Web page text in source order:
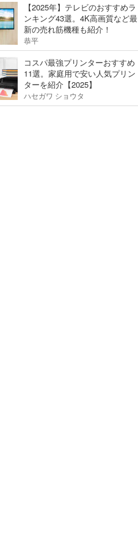
【2025年】テレビのおすすめラ
ンキング43選。4K高画質など最
新の売れ筋機種も紹介！
恭平
コスパ最強プリンターおすすめ
11選。家庭用で安い人気プリン
ターを紹介【2025】
ハセガワ ショウタ